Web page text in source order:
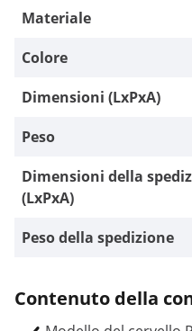
Materiale
Colore
Dimensioni (LxPxA)
Peso
Dimensioni della
(LxPxA)
Peso della spedizione
Contenuto della